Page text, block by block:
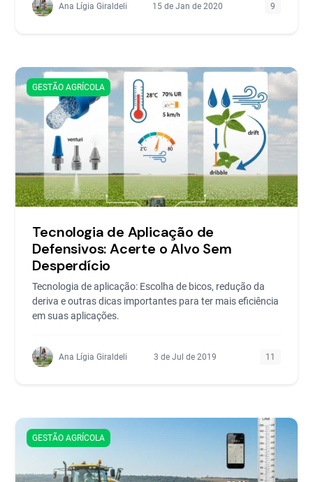
Ana Lígia Giraldeli 15 de Jan de 2020 9
GESTÃO AGRÍCOLA
Tecnologia de Aplicação de
Defensivos: Acerte o Alvo Sem
Desperdício
Tecnologia de aplicação: Escolha de bicos, redução da
deriva e outras dicas importantes para ter mais eficiência
em suas aplicações.
Ana Lígia Giraldeli 3 de Jul de 2019 11
GESTÃO AGRÍCOLA